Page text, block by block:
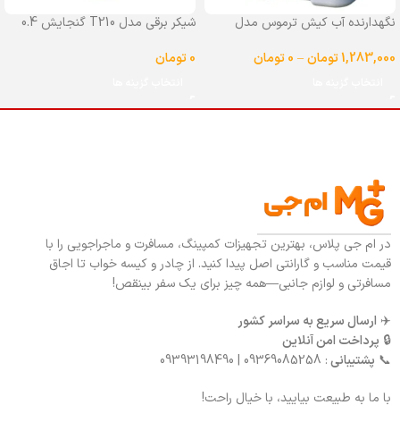
نگهدارنده آب کیش ترموس مدل
1,283,000تومان–
0تومان
شیکر برقی مدل T210 گنجایش 0.4
0تومان
در ام جی پلاس، بهترین تجهیزات کمپینگ، مسافرت و ماجراجویی را با
قیمت مناسب و گارانتی اصل پیدا کنید. از چادر و کیسه خواب تا اجاق
مسافرتی و لوازم جانبی—همه چیز برای یک سفر بینقص!
✈️ ارسال سریع به سراسر کشور
🔒 پرداخت امن آنلاین
📞 پشتیبانی: 09369085258 | 09393198490
با ما به طبیعت بیایید، با خیال راحت!